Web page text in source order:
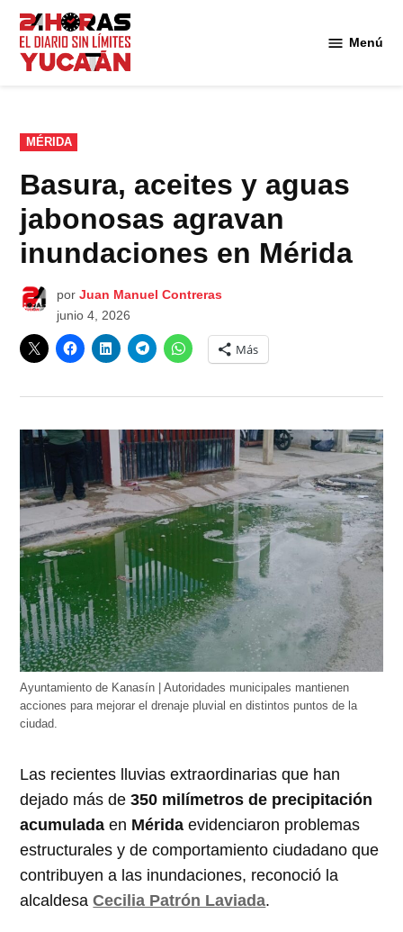
Saltar
contenido
Menú
PUBLICADO
EN
MÉRIDA
Basura, aceites y aguas
jabonosas agravan
inundaciones en Mérida
por Juan Manuel Contreras
junio 4, 2026
Más
Ayuntamiento de Kanasín | Autoridades municipales mantienen
acciones para mejorar el drenaje pluvial en distintos puntos de la
ciudad.
Las recientes lluvias extraordinarias que han
dejado más de350 milímetros de precipitación
acumulada en Mérida evidenciaron problemas
estructurales y de comportamiento ciudadano que
contribuyen a las inundaciones, reconoció la
alcaldesaCecilia Patrón Laviada.